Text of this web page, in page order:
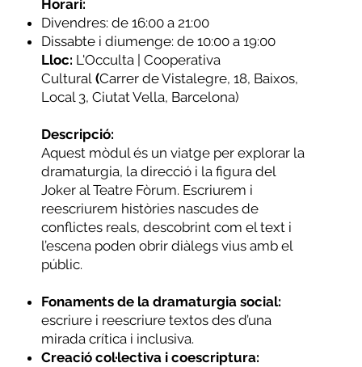
Horari:
Divendres: de 16:00 a 21:00
Dissabte i diumenge: de 10:00 a 19:00
Lloc: L'Occulta | Cooperativa
Cultural (Carrer de Vistalegre, 18, Baixos,
Local 3, Ciutat Vella, Barcelona)
Descripció:
Aquest mòdul és un viatge per explorar la
dramaturgia, la direcció i la figura del
Joker al Teatre Fòrum. Escriurem i
reescriurem històries nascudes de
conflictes reals, descobrint com el text i
l’escena poden obrir diàlegs vius amb el
públic.
Fonaments de la dramaturgia social:
escriure i reescriure textos des d’una
mirada crítica i inclusiva.
Creació col·lectiva i coescriptura: